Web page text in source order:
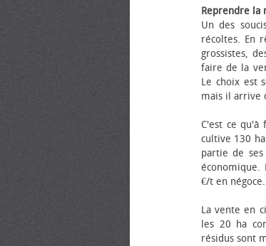
Reprendre la
Un des
récoltes. En
grossistes,
faire de la
Le choix est
mais il arrive
C'est ce
cultive 130
partie de
économique.
€/t en négoce.
La vente en
les 20 ha
résidus sont